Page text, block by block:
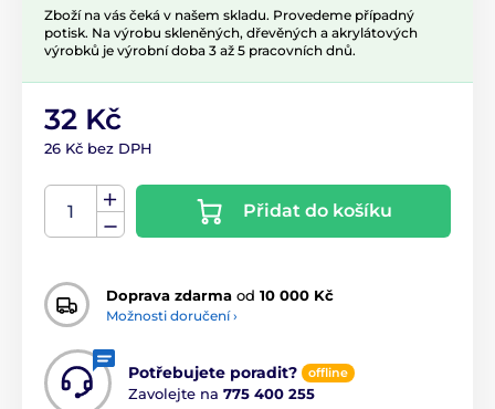
Zboží na vás čeká v našem skladu. Provedeme případný
potisk. Na výrobu skleněných, dřevěných a akrylátových
výrobků je výrobní doba 3 až 5 pracovních dnů.
32 Kč
26 Kč bez DPH
Přidat do košíku
Doprava zdarma od 10 000 Kč
Možnosti doručení ›
Potřebujete poradit? offline
Zavolejte na 775 400 255